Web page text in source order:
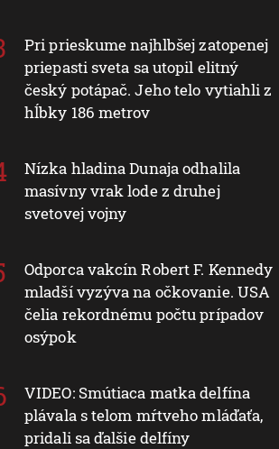
Pri prieskume najhlbšej zatopenej
priepasti sveta sa utopil elitný
český potápač. Jeho telo vytiahli z
hĺbky 186 metrov
Nízka hladina Dunaja odhalila
masívny vrak lode z druhej
svetovej vojny
Odporca vakcín Robert F. Kennedy
mladší vyzýva na očkovanie. USA
čelia rekordnému počtu prípadov
osýpok
VIDEO: Smútiaca matka delfína
plávala s telom mŕtveho mláďaťa,
pridali sa ďalšie delfíny